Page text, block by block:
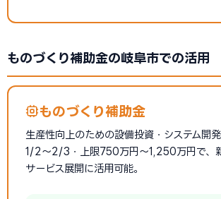
ものづくり補助金の岐阜市での活用
ものづくり補助金
生産性向上のための設備投資・システム開
1/2〜2/3・上限750万円〜1,250万円で、
サービス展開に活用可能。